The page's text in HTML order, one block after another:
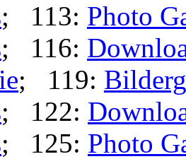
; 113: Photo
; 116:
; 119:
; 122:
; 125: Photo